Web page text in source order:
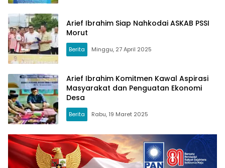
Arief Ibrahim Siap Nahkodai ASKAB PSSI
Morut
Berita Minggu, 27 April 2025
Arief Ibrahim Komitmen Kawal Aspirasi
Masyarakat dan Penguatan Ekonomi
Desa
Berita Rabu, 19 Maret 2025